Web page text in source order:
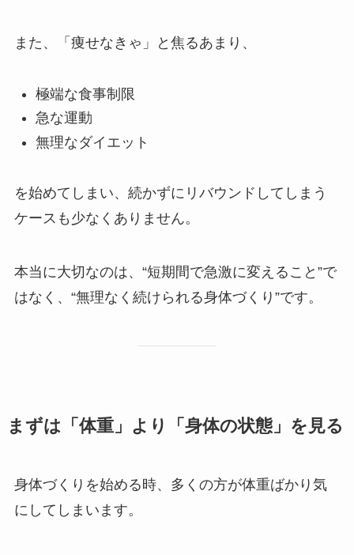
また、「痩せなきゃ」と焦るあまり、
極端な食事制限
急な運動
無理なダイエット
を始めてしまい、続かずにリバウンドしてしまう
ケースも少なくありません。
本当に大切なのは、“短期間で急激に変えること”で
はなく、“無理なく続けられる身体づくり”です。
まずは「体重」より「身体の状態」を見る
身体づくりを始める時、多くの方が体重ばかり気
にしてしまいます。